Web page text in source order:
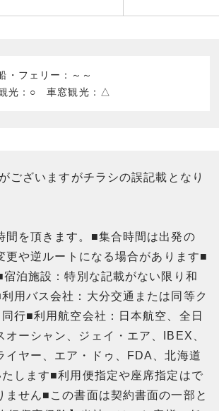
フェリー：～～
光：○ 車窓観光：△
ございますがチラシの誤記載となり
を頂きます。■集合時間は出発の
や逆ルートになる場合があります■
泊施設：特別な記載がない限り和
用バス会社：大分交通または同等ク
行■利用航空会社：日本航空、全日
ーシャン、ジェイ・エア、IBEX、
イヤー、エア・ドゥ、FDA、北海道
します■利用便指定や座席指定はで
せん■この書面は契約書面の一部と